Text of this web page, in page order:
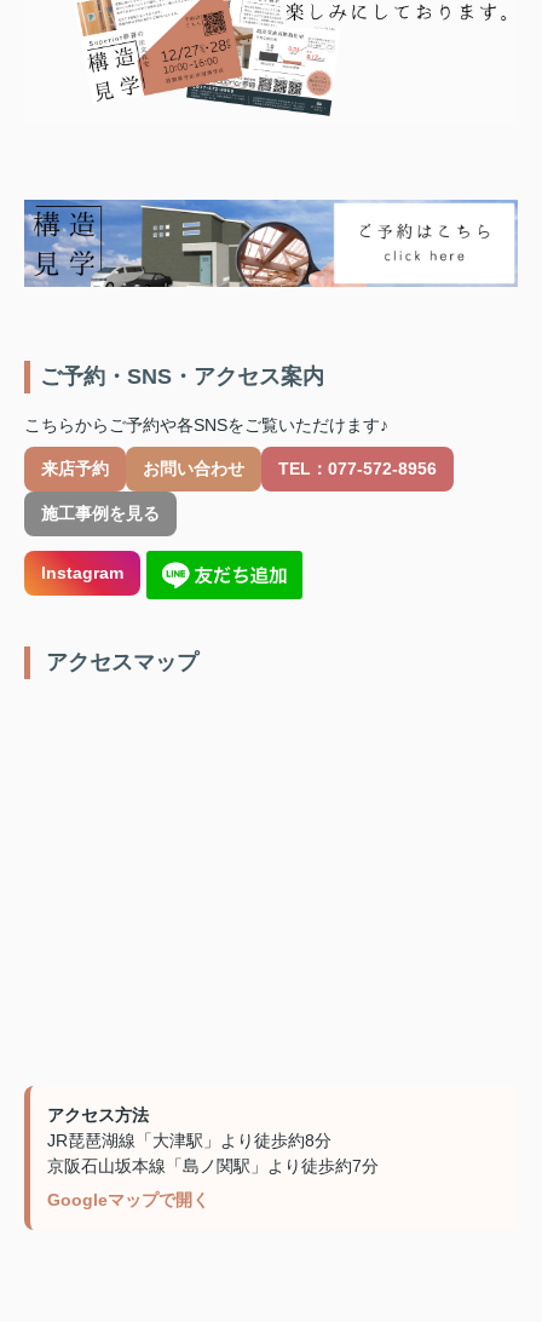
ご予約・SNS・アクセス案内
こちらからご予約や各SNSをご覧いただけます♪
来店予約 お問い合わせ TEL：077-572-8956
施工事例を見る
Instagram
️ アクセスマップ
アクセス方法
JR琵琶湖線「大津駅」より徒歩約8分
京阪石山坂本線「島ノ関駅」より徒歩約7分
Googleマップで開く